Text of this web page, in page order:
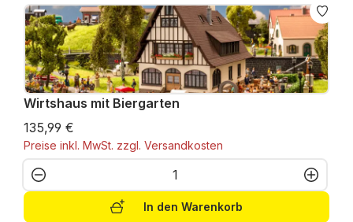
Wirtshaus mit Biergarten
135,99 €
Preise inkl. MwSt. zzgl. Versandkosten
Produkt Anzahl: Gib den
In den Warenkorb